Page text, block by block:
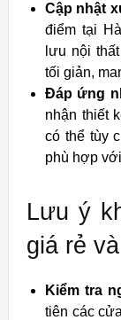
Cập nhật
điểm tại
lưu nội
tối giản,
Đáp ứng
nhận thiết
có thể tùy
phù hợp
Lưu ý
giá rẻ
Kiểm tra
tiên các